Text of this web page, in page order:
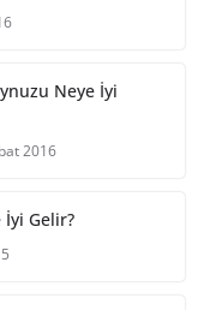
Neye İyi
2016
İyi Gelir?